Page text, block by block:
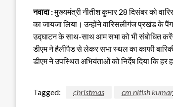
नवादा :मुख्यमंत्री नीतीश कुमार 28 दिसंबर को
का जायजा लिया। उन्होंने वारिसलीगंज प्रखंड के
उद्घाटन के साथ-साथ आम सभा को भी संबोधित
डीएम ने हैलीपैड से लेकर सभा स्थल का काफी बारिकी
डीएम ने उपस्थित अभियंताओं को निर्देष दिया कि हर
Tagged: christmas cm nitish kumar